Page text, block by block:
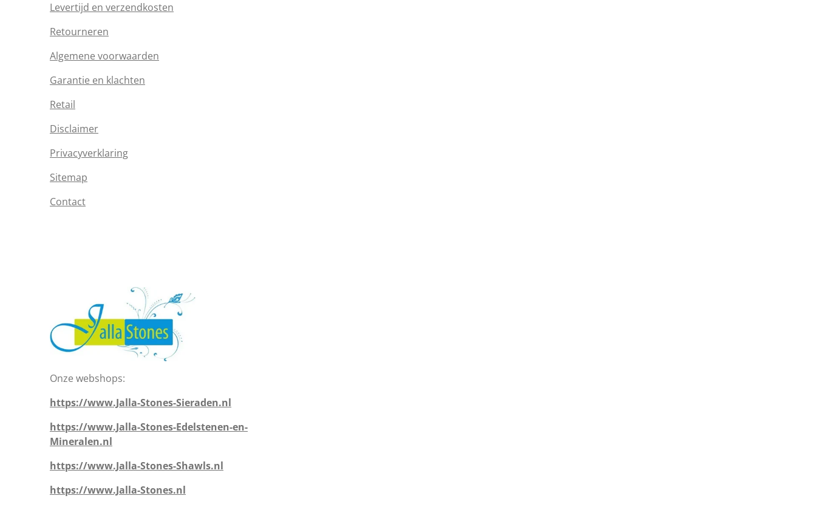
Levertijd en verzendkosten
Retourneren
Algemene voorwaarden
Garantie en klachten
Retail
Disclaimer
Privacyverklaring
Sitemap
Contact
Onze webshops:
https://www.Jalla-Stones-Sieraden.nl
https://www.Jalla-Stones-Edelstenen-en-
Mineralen.nl
https://www.Jalla-Stones-Shawls.nl
https://www.Jalla-Stones.nl